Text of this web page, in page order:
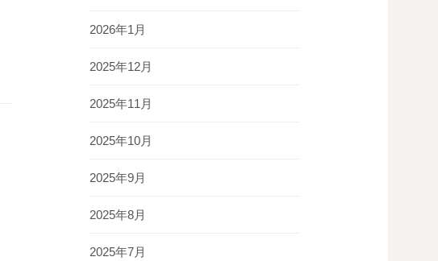
2026年1月
2025年12月
2025年11月
2025年10月
2025年9月
2025年8月
2025年7月